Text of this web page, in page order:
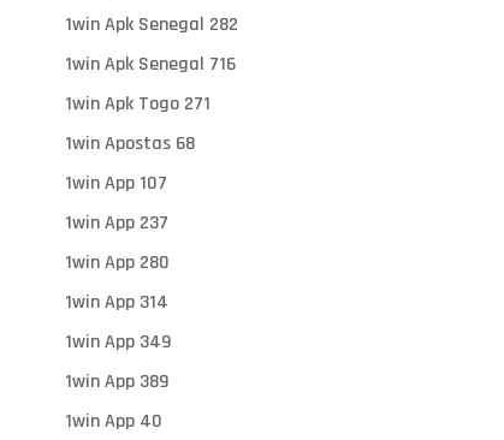
1win Apk Senegal 282
1win Apk Senegal 716
1win Apk Togo 271
1win Apostas 68
1win App 107
1win App 237
1win App 280
1win App 314
1win App 349
1win App 389
1win App 40